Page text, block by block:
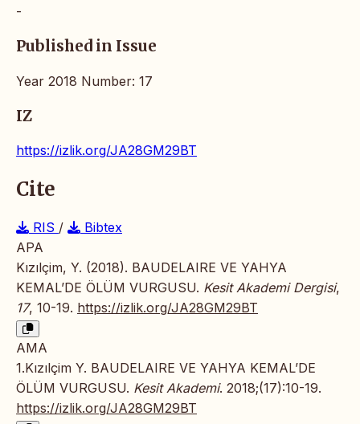
-
Published in Issue
Year 2018 Number: 17
IZ
https://izlik.org/JA28GM29BT
Cite
RIS /
Bibtex
APA
Kızılçim, Y. (2018). BAUDELAIRE VE YAHYA
KEMAL’DE ÖLÜM VURGUSU. Kesit Akademi Dergisi,
17, 10-19. https://izlik.org/JA28GM29BT
AMA
1.Kızılçim Y. BAUDELAIRE VE YAHYA KEMAL’DE
ÖLÜM VURGUSU. Kesit Akademi. 2018;(17):10-19.
https://izlik.org/JA28GM29BT